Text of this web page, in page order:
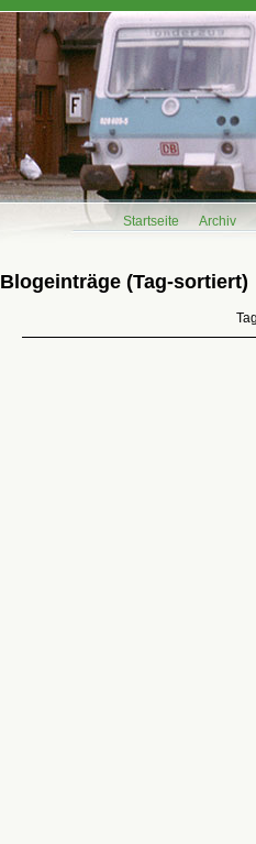
Startseite Archiv
Blogeinträge (Tag-sortiert)